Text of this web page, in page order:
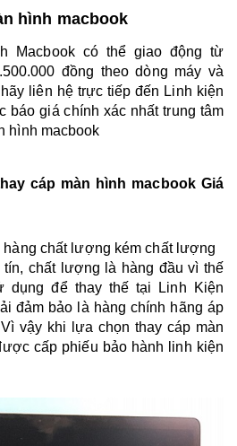
hình macbook
Macbook có thể giao động từ
đồng theo dòng máy và
liên hệ trực tiếp đến Linh kiện
báo giá chính xác nhất trung tâm
hình macbook
cáp màn hình macbook Giá
hàng chất lượng kém chất lượng
chất lượng là hàng đầu vì thế
dụng để thay thế tại Linh Kiện
đảm bảo là hàng chính hãng áp
vậy khi lựa chọn thay cáp màn
cấp phiếu bảo hành linh kiện